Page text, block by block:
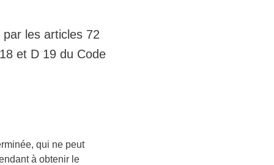
les articles 72
et D 19 du Code
qui ne peut
à obtenir le